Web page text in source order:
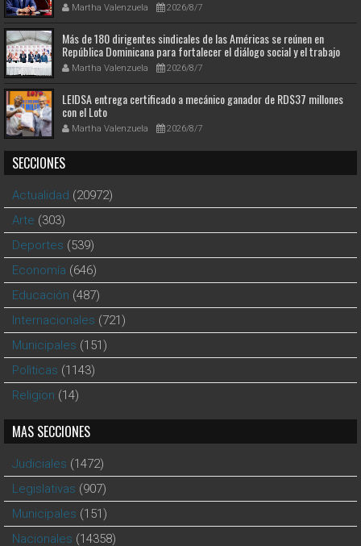
Martha Valenzuela 2026/8/7
Más de 180 dirigentes sindicales de las Américas se reúnen en
República Dominicana para fortalecer el diálogo social y el trabajo
decente
Martha Valenzuela 2026/8/7
LEIDSA entrega certificado a mecánico ganador de RD$37 millones
con el Loto
Martha Valenzuela 2026/8/7
SECCIONES
Actualidad (20972)
Arte (303)
Deportes (539)
Economía (646)
Educación (487)
Internacionales (721)
Municipales (151)
Polìticas (1143)
Religion (14)
MAS SECCIONES
Judiciales (1472)
Legislativas (907)
Municipales (151)
Nacionales (14358)